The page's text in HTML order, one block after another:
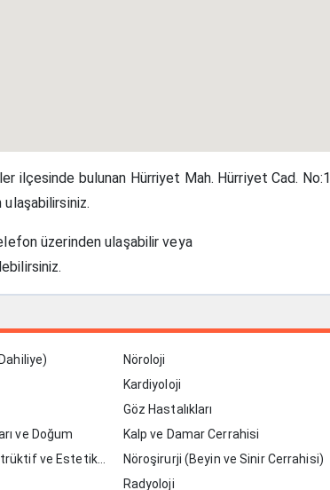
ilçesinde bulunan Hürriyet Mah. Hürriyet Cad. No:1
üzerinden ulaşabilir veya
Nöroloji
Kardiyoloji
Göz Hastalıkları
ve Doğum
Kalp ve Damar Cerrahisi
ve Estetik
Nöroşirurji (Beyin ve Sinir Cerrahisi)
Radyoloji